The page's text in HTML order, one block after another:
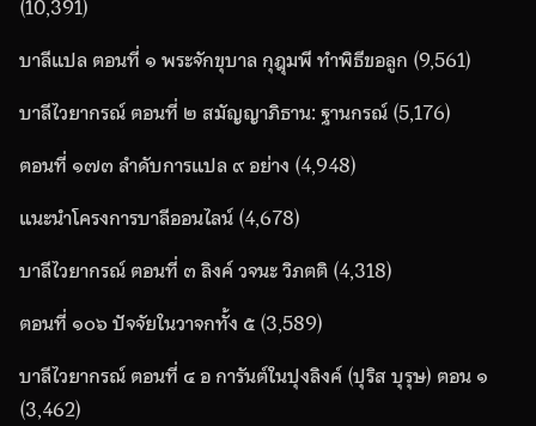
(10,391)
บาลีแปล ตอนที่ ๑ พระจักขุบาล กุฎุมพี ทำพิธีขอลูก (9,561)
บาลีไวยากรณ์ ตอนที่ ๒ สมัญญาภิธาน: ฐานกรณ์(5,176)
ตอนที่ ๑๗๓ ลำดับการแปล ๙ อย่าง (4,948)
แนะนำโครงการบาลีออนไลน์(4,678)
บาลีไวยากรณ์ ตอนที่ ๓ ลิงค์ วจนะ วิภตติ(4,318)
ตอนที่ ๑๐๖ ปัจจัยในวาจกทั้ง ๕(3,589)
บาลีไวยากรณ์ ตอนที่ ๔ อ การันต์ในปุงลิงค์ (ปุริส บุรุษ) ตอน ๑
(3,462)